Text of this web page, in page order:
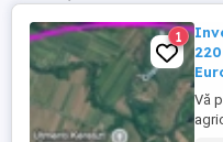
1
Vă